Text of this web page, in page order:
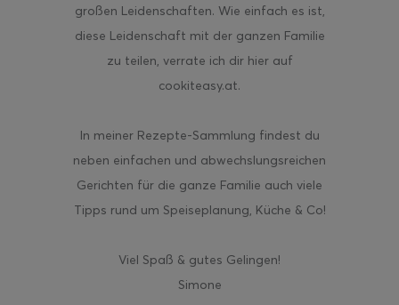
großen Leidenschaften. Wie einfach es ist,
diese Leidenschaft mit der ganzen Familie
zu teilen, verrate ich dir hier auf
cookiteasy.at.
In meiner Rezepte-Sammlung findest du
neben einfachen und abwechslungsreichen
Gerichten für die ganze Familie auch viele
Tipps rund um Speiseplanung, Küche & Co!
Viel Spaß & gutes Gelingen!
Simone